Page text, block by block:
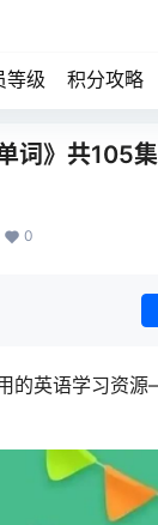
等级 积分攻略
词》共105
0
的英语学习资